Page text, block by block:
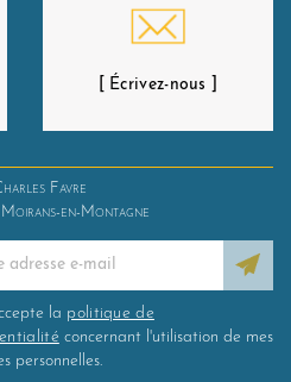
[ Écrivez-nous ]
Favre
Moirans-en-Montagne
la politique de
concernant l'utilisation de mes
personnelles.